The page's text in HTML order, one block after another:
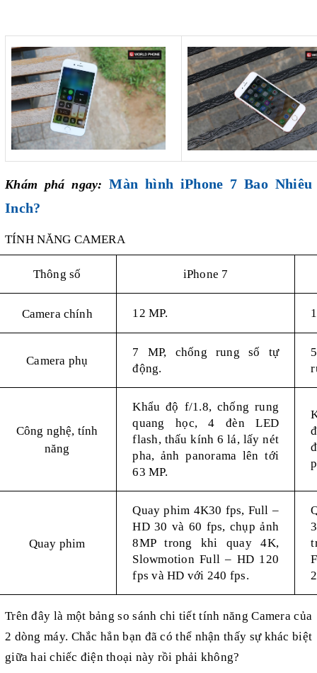
Khám phá ngay:Màn hình iPhone 7 Bao Nhiêu
Inch?
TÍNH NĂNG CAMERA
Thông số iPhone 7
Camera chính 12 MP.
Camera phụ
7 MP, chống rung số tự
động.
Công nghệ, tính
năng
Khẩu độ f/1.8, chống rung
quang học, 4 đèn LED
flash, thấu kính 6 lá, lấy nét
pha, ảnh panorama lên tới
63 MP.
Quay phim
Quay phim 4K30 fps, Full –
HD 30 và 60 fps, chụp ảnh
8MP trong khi quay 4K,
Slowmotion Full – HD 120
fps và HD với 240 fps.
Trên đây là một bảng so sánh chi tiết tính năng Camera của
2 dòng máy. Chắc hẳn bạn đã có thể nhận thấy sự khác biệt
giữa hai chiếc điện thoại này rồi phải không?